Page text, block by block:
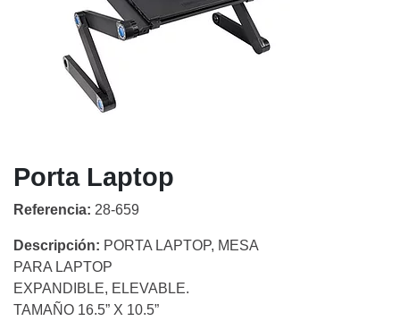
Porta Laptop
Referencia: 28-659
Descripción: PORTA LAPTOP, MESA
PARA LAPTOP
EXPANDIBLE, ELEVABLE.
TAMAÑO 16.5” X 10.5”